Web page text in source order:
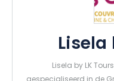
Lisela
Lisela by LK